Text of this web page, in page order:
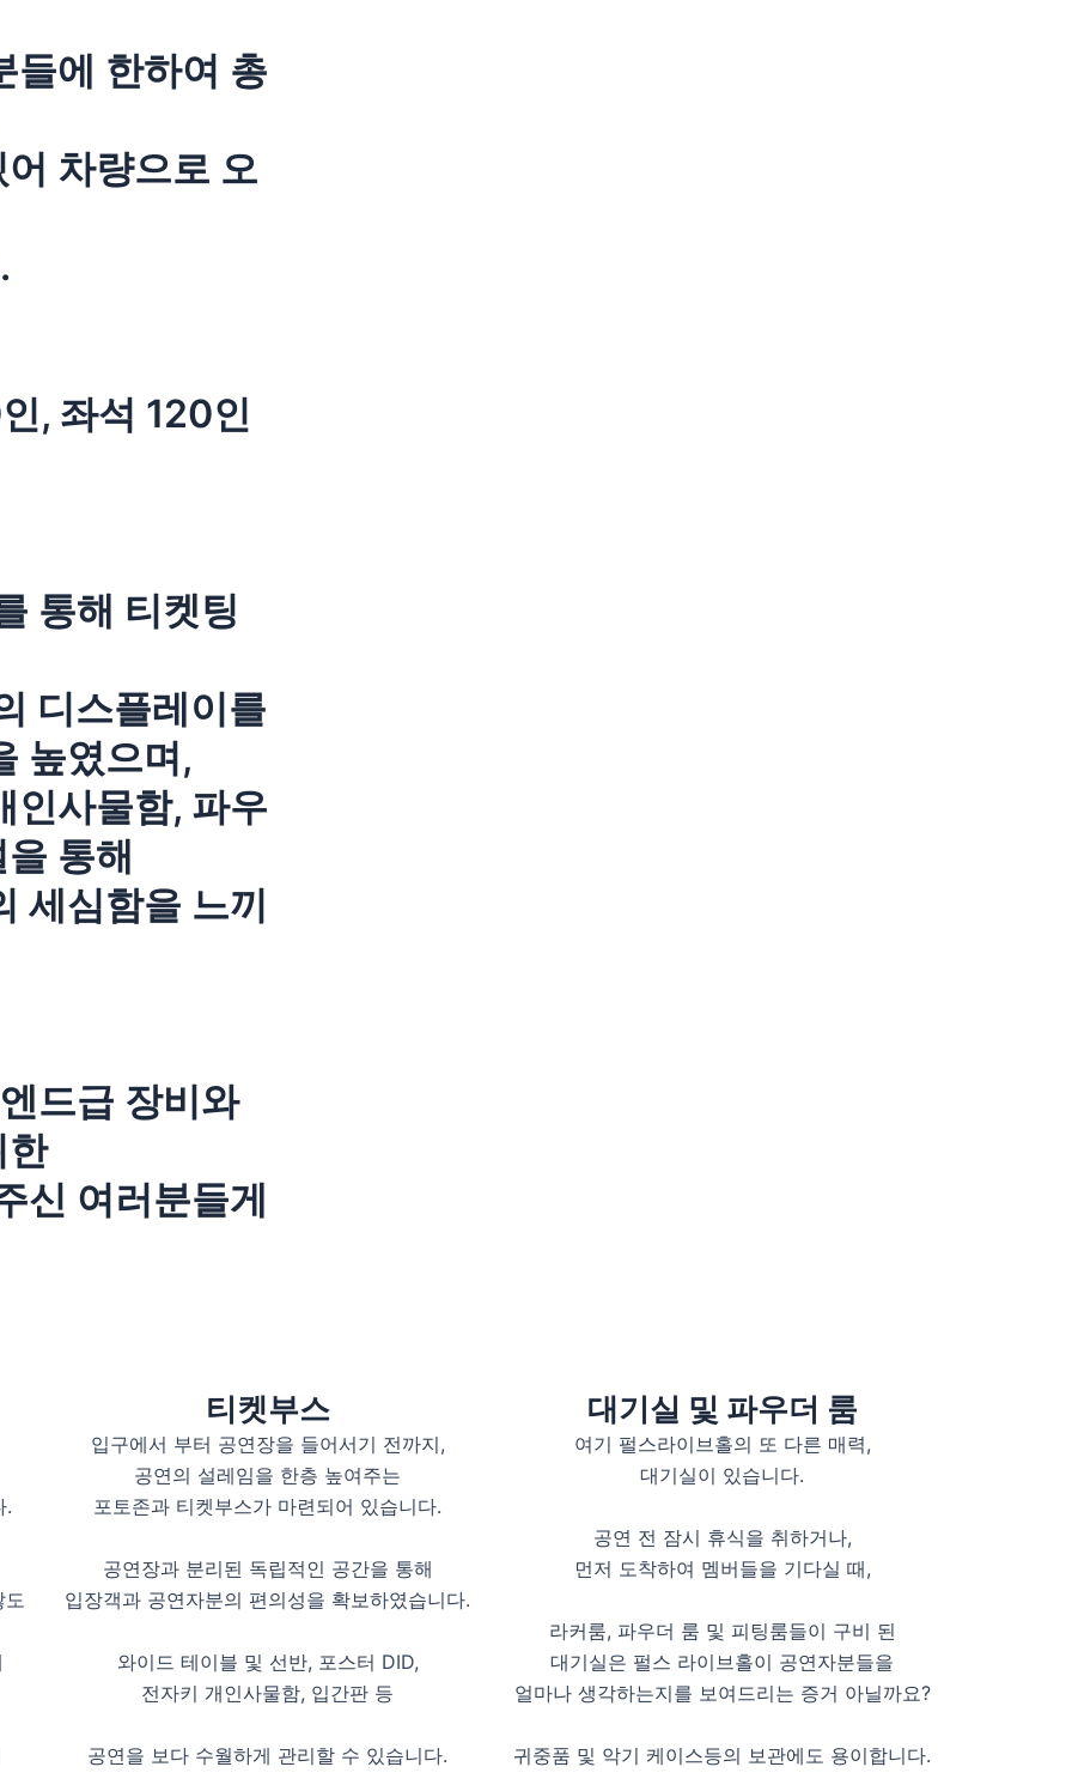
들에 한하여 총
차량으로 오
, 좌석 120인
통해 티켓팅
디스플레이를
높였으며,
인사물함, 파우
통해
세심함을 느끼
드급 장비와
한
신 여러분들게
.
도
티켓부스
입구에서 부터 공연장을 들어서기 전까지,
공연의 설레임을 한층 높여주는
포토존과 티켓부스가 마련되어 있습니다.
공연장과 분리된 독립적인 공간을 통해
입장객과 공연자분의 편의성을 확보하였습니다.
와이드 테이블 및 선반, 포스터 DID,
전자키 개인사물함, 입간판 등
공연을 보다 수월하게 관리할 수 있습니다.
대기실 및 파우더 룸
여기 펄스라이브홀의 또 다른 매력,
대기실이 있습니다.
공연 전 잠시 휴식을 취하거나,
먼저 도착하여 멤버들을 기다실 때,
라커룸, 파우더 룸 및 피팅룸들이 구비 된
대기실은 펄스 라이브홀이 공연자분들을
얼마나 생각하는지를 보여드리는 증거 아닐까요?
귀중품 및 악기 케이스등의 보관에도 용이합니다.